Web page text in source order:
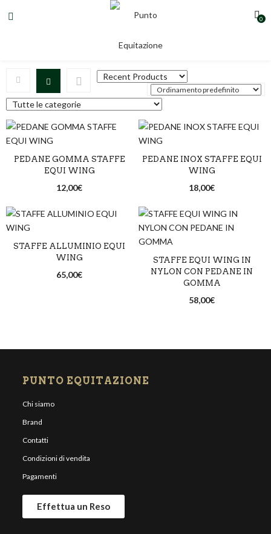
0
PEDANE GOMMA STAFFE
EQUI WING
12,00€
PEDANE INOX STAFFE EQUI
WING
18,00€
STAFFE ALLUMINIO EQUI
WING
65,00€
STAFFE EQUI WING IN
NYLON CON PEDANE IN
GOMMA
58,00€
PUNTO EQUITAZIONE
Chi siamo
Brand
Contatti
Condizioni di vendita
Pagamenti
Effettua un Reso